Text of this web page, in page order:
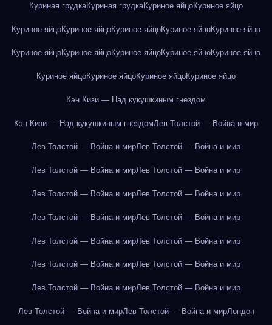
Куриная грудкаКуриная грудкаКуриное яйцоКуриное яйцо
Куриное яйцоКуриное яйцоКуриное яйцоКуриное яйцоКуриное яйцо
Куриное яйцоКуриное яйцоКуриное яйцоКуриное яйцоКуриное яйцо
Куриное яйцоКуриное яйцоКуриное яйцоКуриное яйцо
Кэн Кизи — Над кукушкиным гнездом
Кэн Кизи — Над кукушкиным гнездомЛев Толстой — Война и мир
Лев Толстой — Война и мирЛев Толстой — Война и мир
Лев Толстой — Война и мирЛев Толстой — Война и мир
Лев Толстой — Война и мирЛев Толстой — Война и мир
Лев Толстой — Война и мирЛев Толстой — Война и мир
Лев Толстой — Война и мирЛев Толстой — Война и мир
Лев Толстой — Война и мирЛев Толстой — Война и мир
Лев Толстой — Война и мирЛев Толстой — Война и мир
Лев Толстой — Война и мирЛев Толстой — Война и мирЛондон